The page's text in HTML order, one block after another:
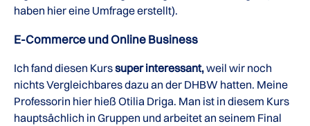
haben hier eine Umfrage erstellt).
E-Commerce und Online Business
Ich fand diesen Kurssuper interessant,weil wir noch
nichts Vergleichbares dazu an der DHBW hatten. Meine
Professorin hier hieß Otilia Driga. Man ist in diesem Kurs
hauptsächlich in Gruppen und arbeitet an seinem Final